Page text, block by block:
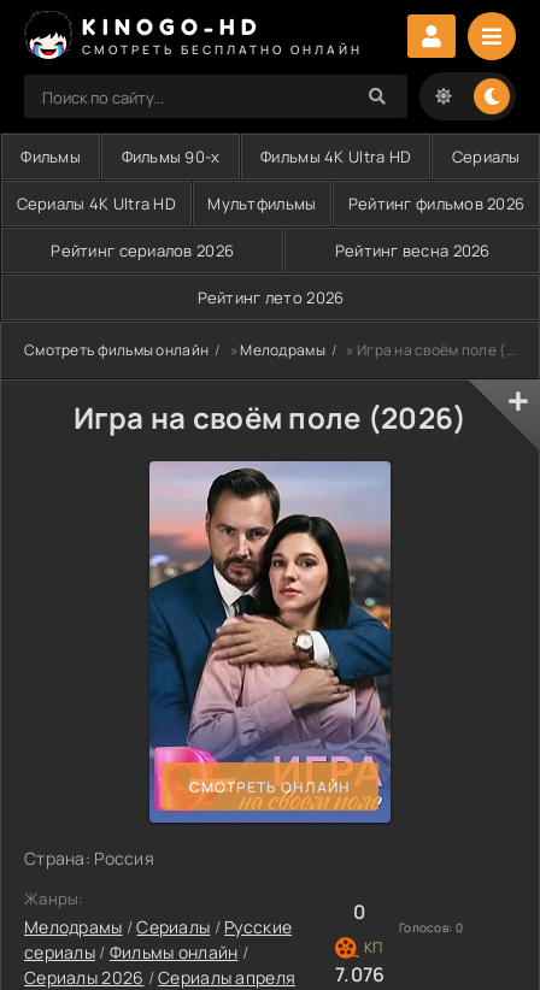
KINOGO-HD
СМОТРЕТЬ БЕСПЛАТНО ОНЛАЙН
Фильмы Фильмы 90-х Фильмы 4K Ultra HD Сериалы
Сериалы 4K Ultra HD Мультфильмы Рейтинг фильмов 2026
Рейтинг сериалов 2026 Рейтинг весна 2026
Рейтинг лето 2026
Смотреть фильмы онлайн »Мелодрамы » Игра на своём поле (2026)
Игра на своём поле (2026)
СМОТРЕТЬ ОНЛАЙН
Страна: Россия
Жанры:
Мелодрамы /Сериалы / Русские
сериалы/ Фильмы онлайн /
Сериалы 2026 /Сериалы апреля
0
Голосов: 0
7.076